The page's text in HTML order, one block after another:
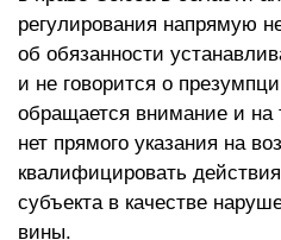
регулирования напрямую
об обязанности
и не говорится о
обращается внимание и на
нет прямого указания на
квалифицировать
субъекта в качестве
вины.